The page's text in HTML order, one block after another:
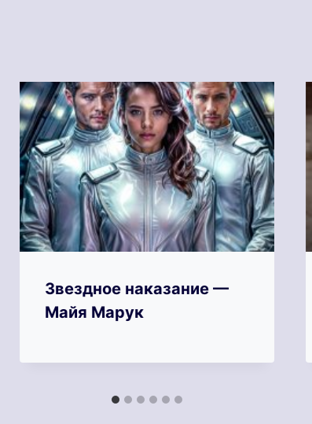
Звездное наказание —
Майя Марук